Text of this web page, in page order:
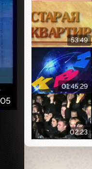
53:49
01:45:29
02:23